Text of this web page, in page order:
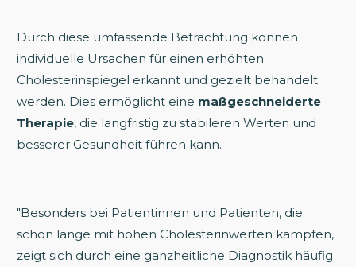
Durch diese umfassende Betrachtung können
individuelle Ursachen für einen erhöhten
Cholesterinspiegel erkannt und gezielt behandelt
werden. Dies ermöglicht eine maßgeschneiderte
Therapie, die langfristig zu stabileren Werten und
besserer Gesundheit führen kann.
"Besonders bei Patientinnen und Patienten, die
schon lange mit hohen Cholesterinwerten kämpfen,
zeigt sich durch eine ganzheitliche Diagnostik häufig